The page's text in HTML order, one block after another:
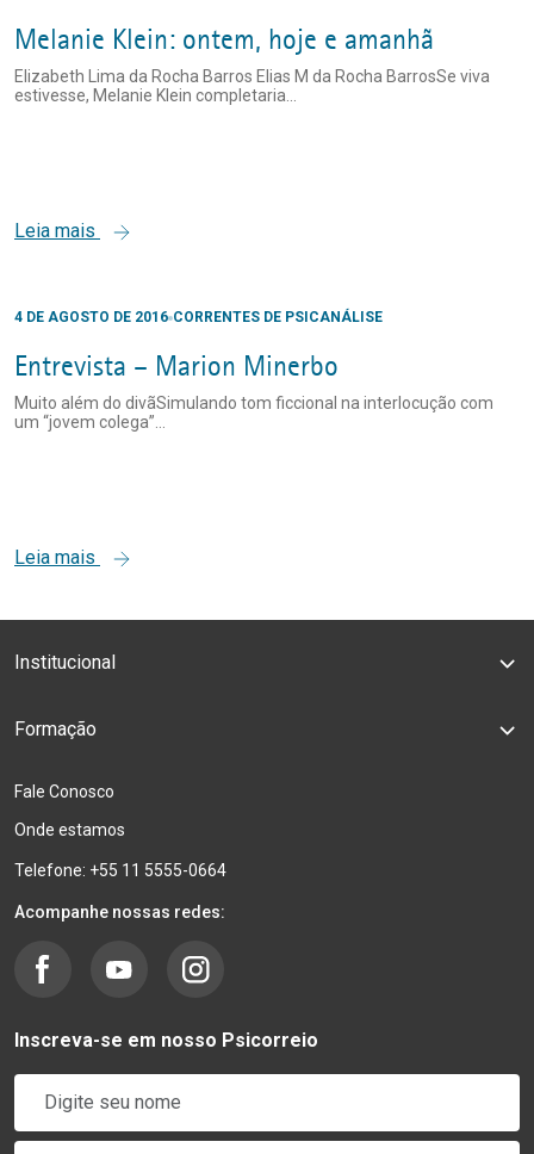
Melanie Klein: ontem, hoje e amanhã
Elizabeth Lima da Rocha Barros Elias M da Rocha BarrosSe viva
estivesse, Melanie Klein completaria...
Leia mais
4 DE AGOSTO DE 2016 CORRENTES DE PSICANÁLISE
Entrevista – Marion Minerbo
Muito além do divãSimulando tom ficcional na interlocução com
um “jovem colega”...
Leia mais
Institucional
Formação
Fale Conosco
Onde estamos
Telefone: +55 11 5555-0664
Acompanhe nossas redes:
Inscreva-se em nosso Psicorreio